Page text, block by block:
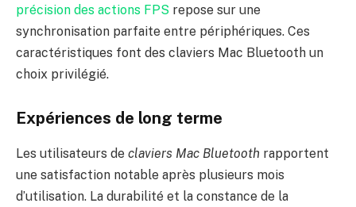
précision des actions FPS repose sur une
synchronisation parfaite entre périphériques. Ces
caractéristiques font des claviers Mac Bluetooth un
choix privilégié.
Expériences de long terme
Les utilisateurs de claviers Mac Bluetooth rapportent
une satisfaction notable après plusieurs mois
d’utilisation. La durabilité et la constance de la